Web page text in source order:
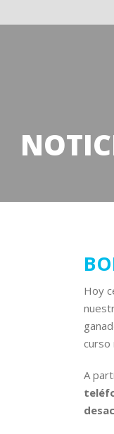
Hoy
curso
A